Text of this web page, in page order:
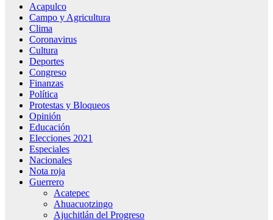
Acapulco
Campo y Agricultura
Clima
Coronavirus
Cultura
Deportes
Congreso
Finanzas
Política
Protestas y Bloqueos
Opinión
Educación
Elecciones 2021
Especiales
Nacionales
Nota roja
Guerrero
Acatepec
Ahuacuotzingo
Ajuchitlán del Progreso